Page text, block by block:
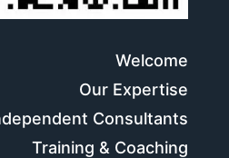
Welcome
Our Expertise
Consultants
Training & Coaching